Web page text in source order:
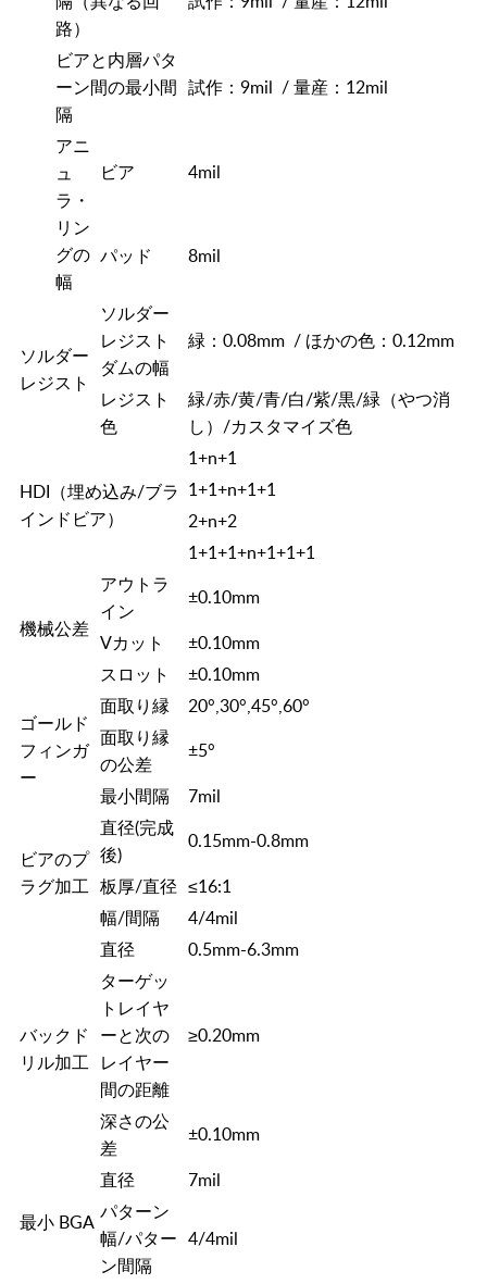
路）
ビアと内層パタ
ーン間の最小間
隔
試作：9mil / 量産：12mil
アニ
ュ
ラ・
リン
グの
幅
ビア 4mil
パッド 8mil
ソルダー
レジスト
ソルダー
レジスト
ダムの幅
緑：0.08mm / ほかの色：0.12mm
レジスト
色
緑/赤/黄/青/白/紫/黒/緑（やつ消
し）/カスタマイズ色
HDI（埋め込み/ブラ
インドビア）
1+n+1
1+1+n+1+1
2+n+2
1+1+1+n+1+1+1
機械公差
アウトラ
イン
±0.10mm
Vカット
±0.10mm
スロット
±0.10mm
ゴールド
フィンガ
ー
面取り縁
20°,30°,45°,60°
面取り縁
の公差
±5°
最小間隔
7mil
ビアのプ
ラグ加工
直径(完成
後)
0.15mm-0.8mm
板厚/直径 ≤16:1
幅/間隔
4/4mil
バックド
リル加工
直径
0.5mm-6.3mm
ターゲッ
トレイヤ
ーと次の
レイヤー
間の距離
≥0.20mm
深さの公
差
±0.10mm
最小 BGA
直径
7mil
パターン
幅/パター
ン間隔
4/4mil